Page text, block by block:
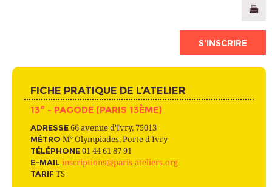
S’INSCRIRE
FICHE PRATIQUE DE L’ATELIER
13e - PAGODE (PARIS 13ÈME)
ADRESSE 66 avenue d'Ivry, 75013
MÉTRO M° Olympiades, Porte d'Ivry
TÉLÉPHONE 01 44 61 87 91
E-MAIL inscriptions@paris-ateliers.org
TARIF TS